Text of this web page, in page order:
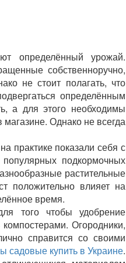
определённый урожай.
собственноручно,
не стоит полагать, что
определённым
а для этого необходимы
Однако не всегда
практике показали себя с
подкормочных
растительные
положительно влияет на
время.
того чтобы удобрение
Огородники,
справится со своими
садовые купить в Украине.